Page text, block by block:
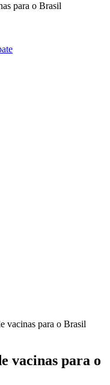
para o Brasil
vacinas para o Brasil
vacinas para o